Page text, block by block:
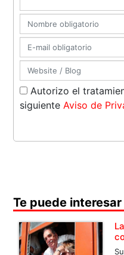
Autorizo el
siguienteAviso de
Te puede interesar